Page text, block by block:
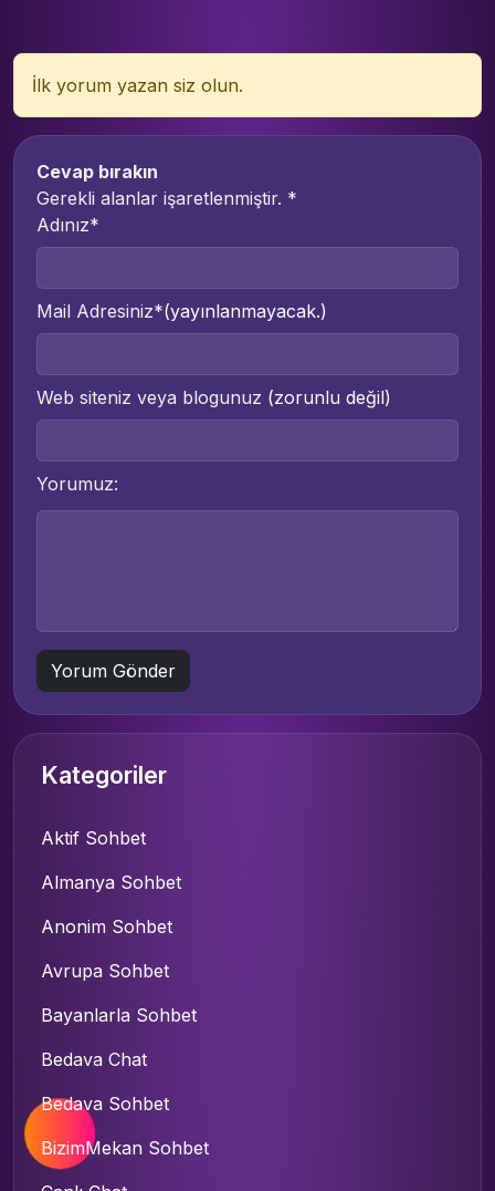
İlk yorum yazan siz olun.
Cevap bırakın
Gerekli alanlar işaretlenmiştir. *
Adınız*
Mail Adresiniz*(yayınlanmayacak.)
Web siteniz veya blogunuz (zorunlu değil)
Yorumuz:
Kategoriler
Aktif Sohbet
Almanya Sohbet
Anonim Sohbet
Avrupa Sohbet
Bayanlarla Sohbet
Bedava Chat
Bedava Sohbet
BizimMekan Sohbet